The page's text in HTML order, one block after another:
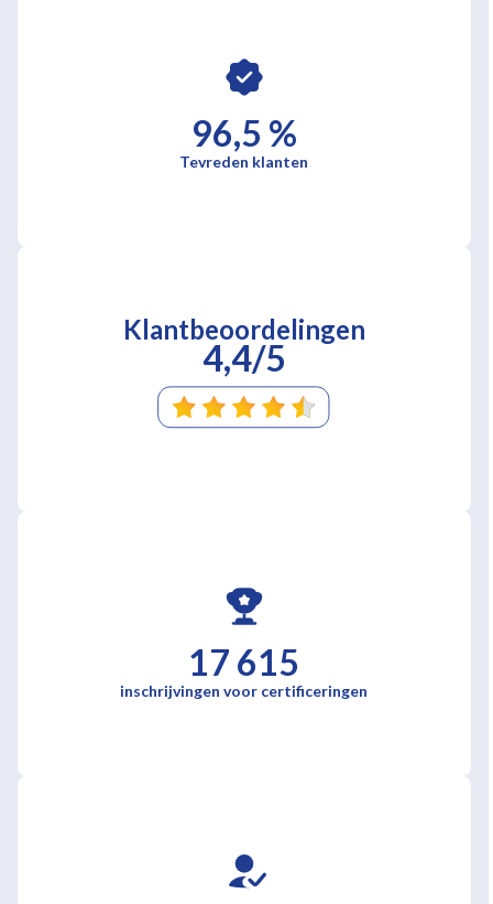
96,5 %
Tevreden klanten
Klantbeoordelingen
4,4/5
17 615
inschrijvingen voor certificeringen